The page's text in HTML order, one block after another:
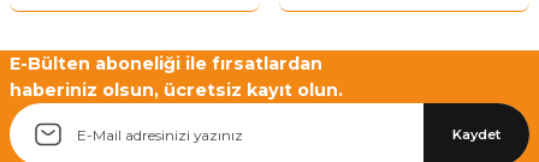
Yetkiliye Gönder
E-Bülten aboneliği ile fırsatlardan
haberiniz olsun, ücretsiz kayıt olun.
Kaydet